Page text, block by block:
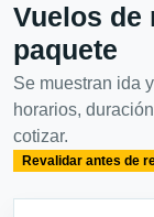
Vuelos de
paquete
Se muestran ida
horarios,
cotizar.
Revalidar antes de